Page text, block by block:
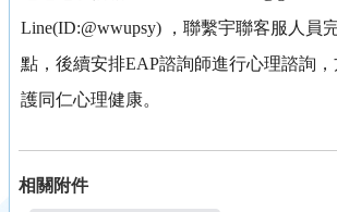
Line(ID:@wwupsy) ，聯繫宇聯客服人員
點，後續安排EAP諮詢師進行心理諮詢
護同仁心理健康。
相關附件